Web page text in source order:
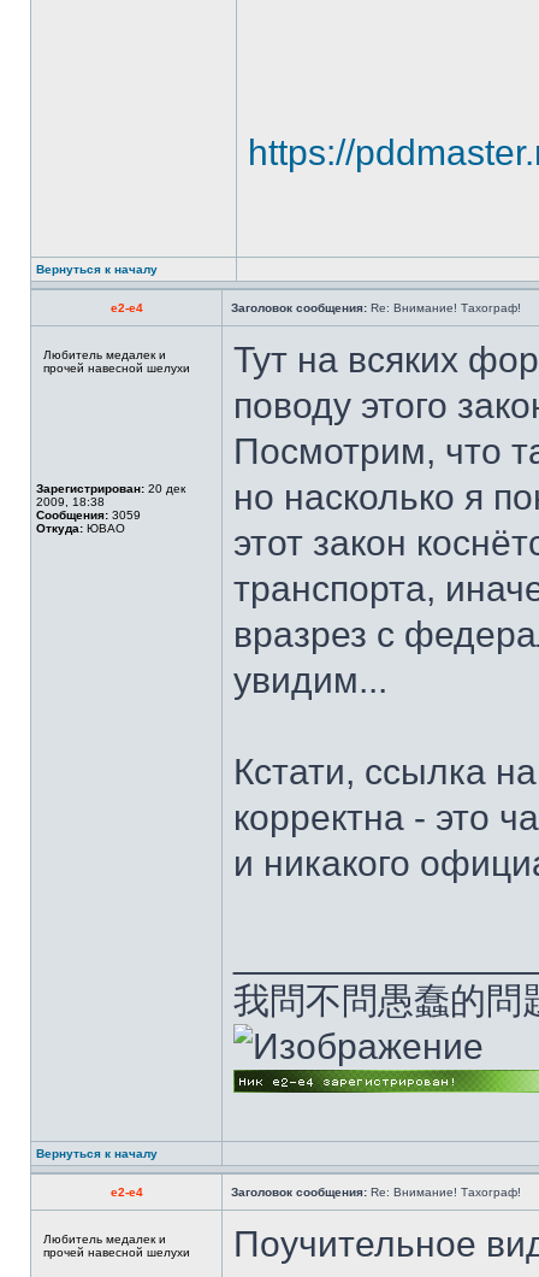
https://
Вернуться к началу
e2-e4 Заголовок сообщения: Re: Внимание! Тахограф!
Любитель медалек и
прочей навесной шелухи
Зарегистрирован: 20 дек
2009, 18:38
Сообщения: 3059
Откуда: ЮВАО
Тут на всяких
поводу этого
Посмотрим, что
но насколько я
этот закон
транспорта,
вразрез с
увидим...
Кстати, ссылка
корректна - это
и никакого
我問不問愚蠢的問
Вернуться к началу
e2-e4 Заголовок сообщения: Re: Внимание! Тахограф!
Любитель медалек и
прочей навесной шелухи
Поучительное